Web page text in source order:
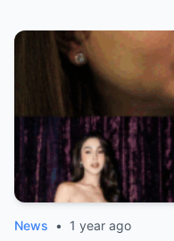
News • 1 year ago